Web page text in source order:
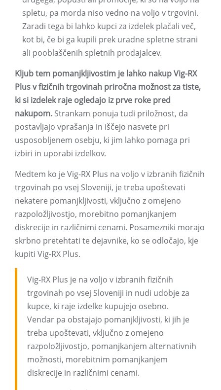
spletu, pa morda niso vedno na voljo v trgovini.
Zaradi tega bi lahko kupci za izdelek plačali več,
kot bi, če bi ga kupili prek uradne spletne strani
ali pooblaščenih spletnih prodajalcev.
Kljub tem pomanjkljivostim je lahko nakup Vig-RX
Plus v fizičnih trgovinah priročna možnost za tiste,
ki si izdelek raje ogledajo iz prve roke pred
nakupom. Strankam ponuja tudi priložnost, da
postavljajo vprašanja in iščejo nasvete pri
usposobljenem osebju, ki jim lahko pomaga pri
izbiri in uporabi izdelkov.
Medtem ko je Vig-RX Plus na voljo v izbranih fizičnih
trgovinah po vsej Sloveniji, je treba upoštevati
nekatere pomanjkljivosti, vključno z omejeno
razpoložljivostjo, morebitno pomanjkanjem
diskrecije in različnimi cenami. Posamezniki morajo
skrbno pretehtati te dejavnike, ko se odločajo, kje
kupiti Vig-RX Plus.
Vig-RX Plus je na voljo v izbranih fizičnih
trgovinah po vsej Sloveniji in nudi udobje za
kupce, ki raje izdelke kupujejo osebno.
Vendar pa obstajajo pomanjkljivosti, ki jih je
treba upoštevati, vključno z omejeno
razpoložljivostjo, pomanjkanjem alternativnih
možnosti, morebitnim pomanjkanjem
diskrecije in različnimi cenami.